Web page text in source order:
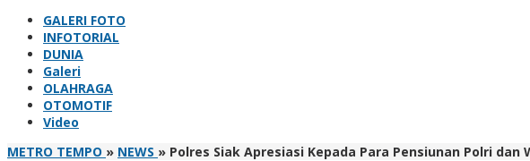
GALERI FOTO
INFOTORIAL
DUNIA
Galeri
OLAHRAGA
OTOMOTIF
Video
METRO TEMPO » NEWS » Polres Siak Apresiasi Kepada Para Pensiunan Polri dan